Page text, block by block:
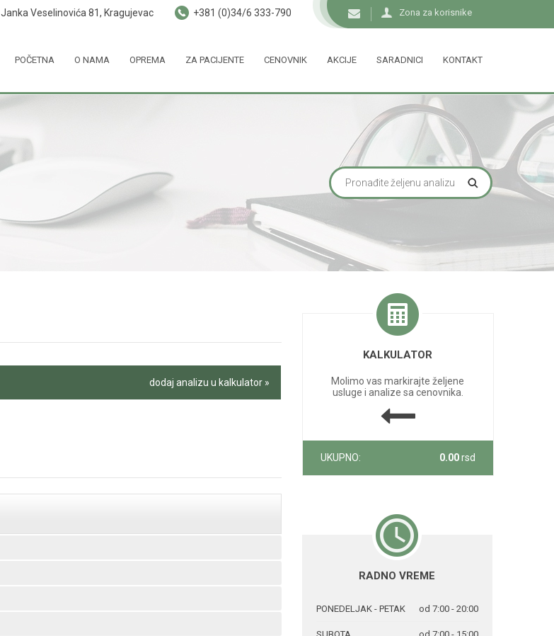
Zona za korisnike
Janka Veselinovića 81, Kragujevac +381 (0)34/6 333-790
POČETNA O NAMA OPREMA ZA PACIJENTE CENOVNIK AKCIJE SARADNICI KONTAKT
dodaj analizu u kalkulator »
KALKULATOR
Molimo vas markirajte željene
usluge i analize sa cenovnika.
UKUPNO: 0.00rsd
RADNO VREME
PONEDELJAK - PETAK od 7:00 - 20:00